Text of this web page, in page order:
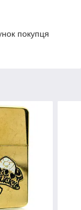
покупця